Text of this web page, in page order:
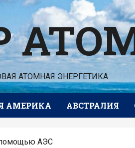
АТОМНАЯ ЭНЕРГЕТИКА
АМЕРИКА АВСТРАЛИЯ
помощью АЭС